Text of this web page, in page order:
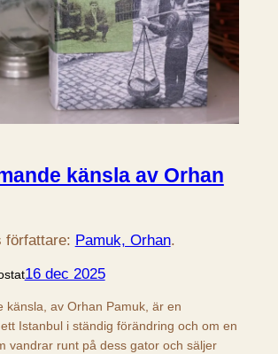
känsla av Orhan
författare: Pamuk, Orhan.
16 dec 2025
känsla, av Orhan Pamuk, är en
Istanbul i ständig förändring och om en
vandrar runt på dess gator och säljer